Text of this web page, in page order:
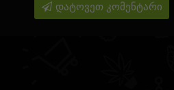
დატოვეთ კომენტარი